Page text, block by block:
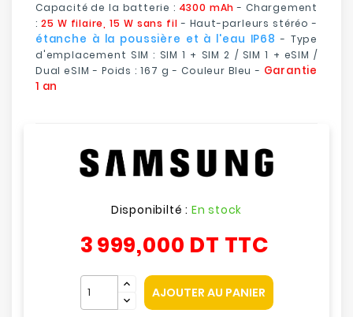
Capacité de la batterie : 4300 mAh - Chargement
: 25 W filaire, 15 W sans fil - Haut-parleurs stéréo -
étanche à la poussière et à l'eau IP68 - Type
d'emplacement SIM : SIM 1 + SIM 2 / SIM 1 + eSIM /
Dual eSIM - Poids : 167 g - CouleurBleu - Garantie
1 an
Disponibilté : En stock
3 999,000 DT TTC
AJOUTER AU PANIER